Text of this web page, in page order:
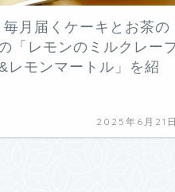
毎月届くケーキとお茶の
「レモンのミルクレー
レモンマートル」を紹
2025年6月21